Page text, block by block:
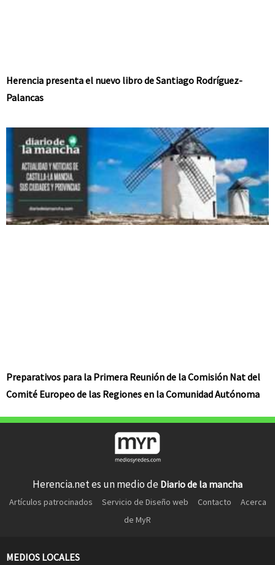
Herencia presenta el nuevo libro de Santiago Rodríguez-
Palancas
Preparativos para la Primera Reunión de la Comisión Nat del
Comité Europeo de las Regiones en la Comunidad Autónoma
Herencia.net es un medio de Diario de la mancha
Artículos patrocinados Servicio de Diseño web Contacto
Acerca
de MyR
MEDIOS LOCALES